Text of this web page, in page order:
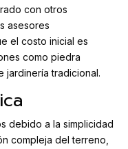
con otros
asesores
el costo inicial es
como piedra
jardinería tradicional.
debido a la simplicidad
compleja del terreno,